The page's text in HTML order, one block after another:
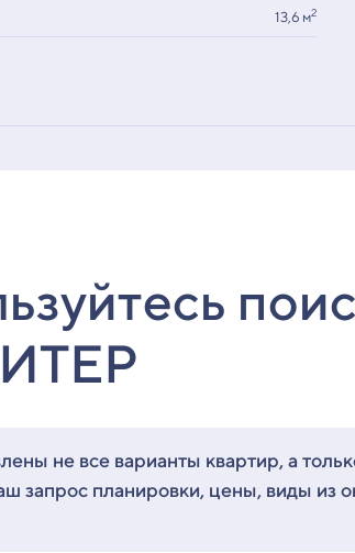
13,6 м2
не все варианты квартир, а
запрос планировки, цены, виды